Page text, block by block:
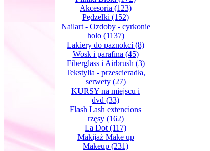
Akcesoria (123)
Pędzelki (152)
Nailart - Ozdoby - cyrkonie
holo(1137)
Lakiery do paznokci (8)
Wosk i parafina (45)
Fiberglass i Airbrush (3)
Tekstylia - przescieradła,
serwety(27)
KURSY na miejscu i
dvd (33)
Flash Lash extencions
rzęsy(162)
La Dot (117)
Makijaż Make up
Makeup (231)